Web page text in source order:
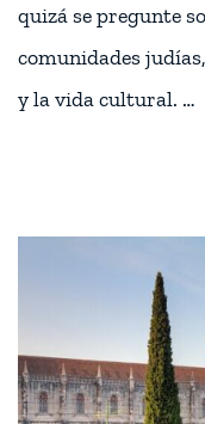
quizá se pregunte
comunidades
y la vida cultural. …